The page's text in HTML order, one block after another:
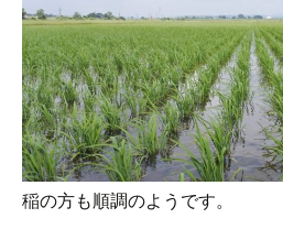
稲の方も順調のようです。